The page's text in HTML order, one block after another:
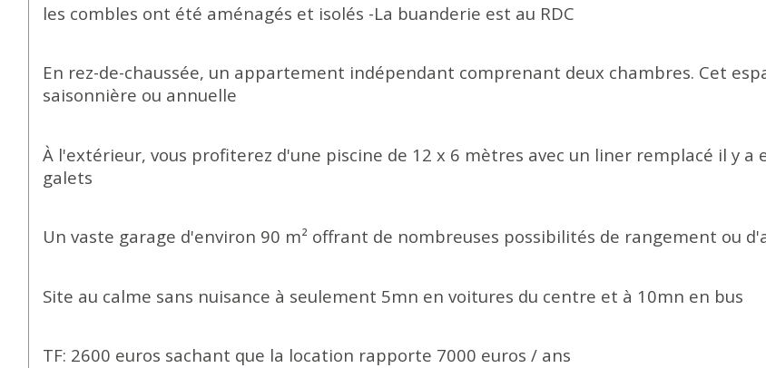
les combles ont été aménagés et isolés -La buanderie est au RDC
En rez-de-chaussée, un appartement indépendant comprenant deux chambres. Cet
saisonnière ou annuelle
À l'extérieur, vous profiterez d'une piscine de 12 x 6 mètres avec un liner remplacé il y
galets
Un vaste garage d'environ 90 m² offrant de nombreuses possibilités de rangement ou
Site au calme sans nuisance à seulement 5mn en voitures du centre et à 10mn en bus
TF: 2600 euros sachant que la location rapporte 7000 euros / ans